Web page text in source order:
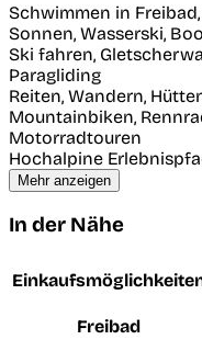
Schwimmen in
Sonnen, Wasserski,
Ski fahren,
Paragliding
Reiten, Wandern,
Mountainbiken,
Motorradtouren
Hochalpine
Mehr anzeigen
In der Nähe
Freibad